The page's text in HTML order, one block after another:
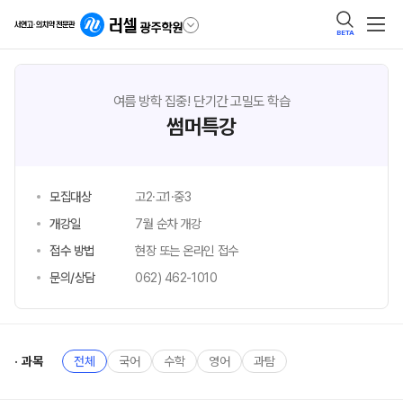
BETA
여름 방학 집중! 단기간 고밀도 학습
썸머특강
모집대상
고2·고1·중3
개강일
7월 순차 개강
접수 방법
현장 또는 온라인 접수
문의/상담
062) 462-1010
과목 전체 국어 수학 영어 과탐